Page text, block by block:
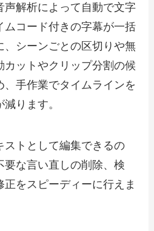
声解析によって自動で文字
ムコード付きの字幕が一括
、シーンごとの区切りや無
カットやクリップ分割の候
手作業でタイムラインを
ります。
ストとして編集できるの
要な言い直しの削除、検
をスピーディーに行えま